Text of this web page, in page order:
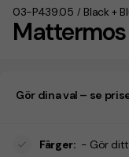
03-P439.05 / Black +
Gör dina val – se
Färger: - Gör